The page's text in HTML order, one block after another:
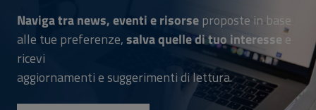
Naviga tra news, eventi e risorseproposte in base
alle tue preferenze,salva quelle di tuo interesse e
ricevi
aggiornamenti e suggerimenti di lettura.